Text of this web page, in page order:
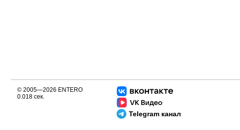
Telegram канал
© 2005—2026 ENTERO
0.018 сек.